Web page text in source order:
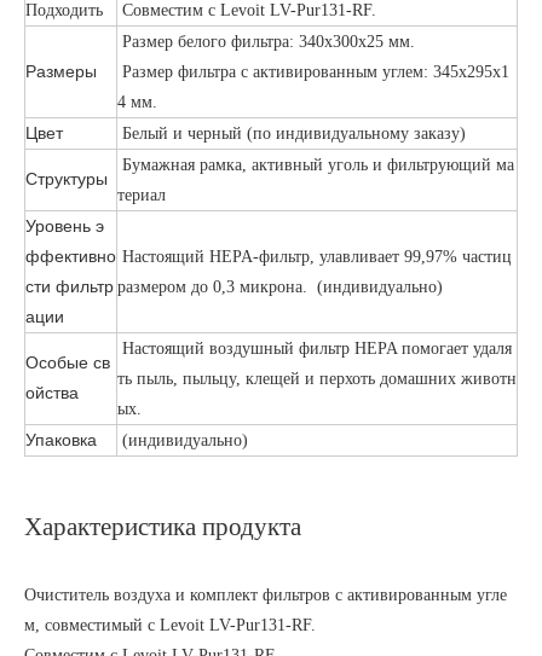
Подходить
Совместим с Levoit LV-Pur131-RF.
Размеры
Размер белого фильтра: 340x300x25 мм.
Размер фильтра с активированным углем: 345x295x1
4 мм.
Цвет Белый и черный (по индивидуальному заказу)
Структуры
Бумажная рамка, активный уголь и фильтрующий ма
териал
Уровень э
ффективно
сти фильтр
ации
Настоящий HEPA-фильтр, улавливает 99,97% частиц
размером до 0,3 микрона. (индивидуально)
Особые св
ойства
Настоящий воздушный фильтр HEPA помогает удаля
ть пыль, пыльцу, клещей и перхоть домашних животн
ых.
Упаковка (индивидуально)
Характеристика продукта
Очиститель воздуха и комплект фильтров с активированным угле
м, совместимый с Levoit LV-Pur131-RF.